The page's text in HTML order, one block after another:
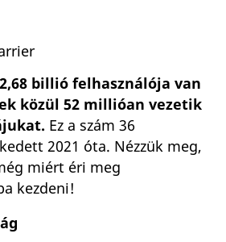
billió felhasználója van
közül 52 millióan vezetik
Ez a szám 36
2021 óta. Nézzük meg,
miért éri meg
kezdeni!